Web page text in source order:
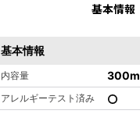
基本情報
基本情報
内容量 300
アレルギーテスト済み